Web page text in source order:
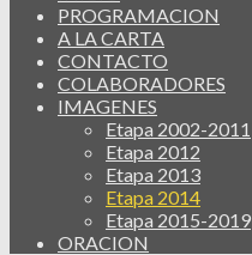
PROGRAMACION
A LA CARTA
CONTACTO
COLABORADORES
IMAGENES
Etapa 2002-2011
Etapa 2012
Etapa 2013
Etapa 2014
Etapa 2015-2019
ORACION